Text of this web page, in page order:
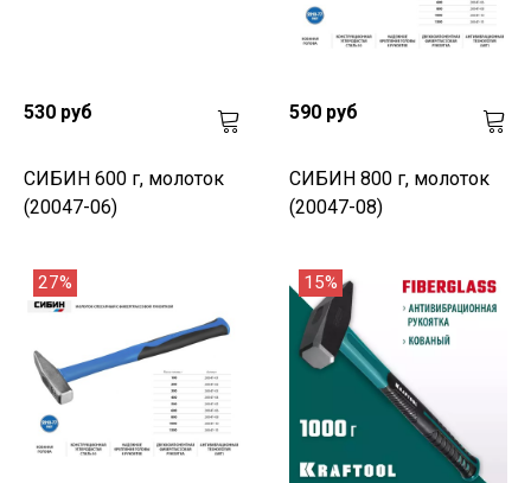
530 руб
СИБИН 600 г, молоток
(20047-06)
590 руб
СИБИН 800 г, молоток
(20047-08)
27% 15%